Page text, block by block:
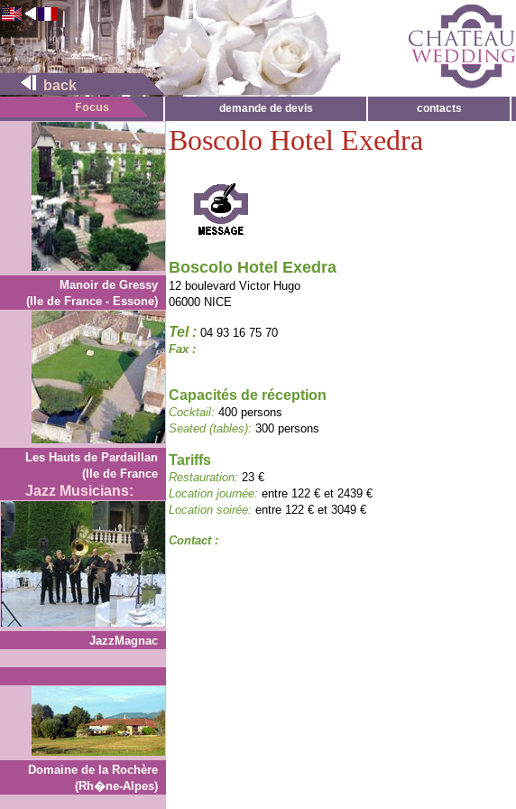
back
demande de devis
contacts
Manoir de Gressy
(Ile de France - Essone)
Les Hauts de Pardaillan
(Ile de France
Jazz Musicians:
JazzMagnac
Domaine de la Rochère
(Rh�ne-Alpes)
Boscolo Hotel Exedra
Boscolo Hotel Exedra
12 boulevard Victor Hugo
06000 NICE
Tel : 04 93 16 75 70
Fax :
Capacités de réception
Cocktail: 400 persons
Seated (tables): 300 persons
Tariffs
Restauration: 23 €
Location journée: entre 122 € et 2439 €
Location soirée: entre 122 € et 3049 €
Contact :